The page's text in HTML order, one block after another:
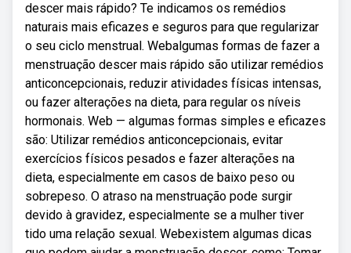
descer mais rápido? Te indicamos os remédios
naturais mais eficazes e seguros para que regularizar
o seu ciclo menstrual. Webalgumas formas de fazer a
menstruação descer mais rápido são utilizar remédios
anticoncepcionais, reduzir atividades físicas intensas,
ou fazer alterações na dieta, para regular os níveis
hormonais. Web — algumas formas simples e eficazes
são: Utilizar remédios anticoncepcionais, evitar
exercícios físicos pesados e fazer alterações na
dieta, especialmente em casos de baixo peso ou
sobrepeso. O atraso na menstruação pode surgir
devido à gravidez, especialmente se a mulher tiver
tido uma relação sexual. Webexistem algumas dicas